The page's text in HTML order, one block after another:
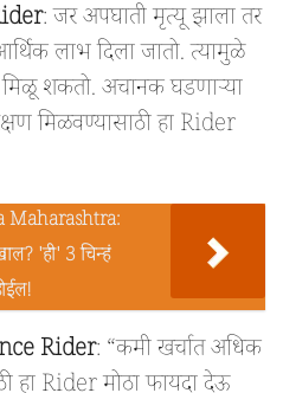
: जर अपघाती मृत्यू झाला तर
लाभ दिला जातो. त्यामुळे
शकतो. अचानक घडणाऱ्या
मिळवण्यासाठी हा Rider
Maharashtra:
'ही' 3 चिन्हं
Rider: “कमी खर्चात अधिक